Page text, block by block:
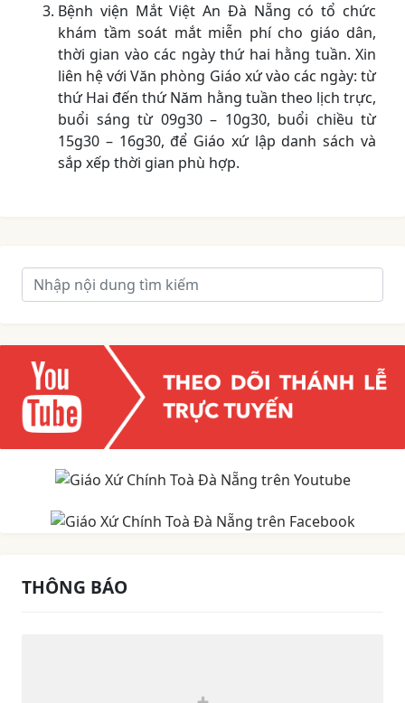
Bệnh viện Mắt Việt An Đà Nẵng có tổ chức
khám tầm soát mắt miễn phí cho giáo dân,
thời gian vào các ngày thứ hai hằng tuần. Xin
liên hệ với Văn phòng Giáo xứ vào các ngày: từ
thứ Hai đến thứ Năm hằng tuần theo lịch trực,
buổi sáng từ 09g30 – 10g30, buổi chiều từ
15g30 – 16g30, để Giáo xứ lập danh sách và
sắp xếp thời gian phù hợp.
THÔNG BÁO